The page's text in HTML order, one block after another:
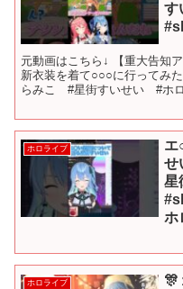
す
元動画はこちら↓ 【重大告知
新衣装を着て○○○に行ってみ
らみこ #星街すいせい #ホ
ホロライブ
エ
せ
星
ホ
ホロライブ
🎊